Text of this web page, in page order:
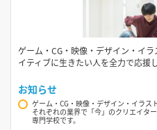
ゲーム・CG・映像・デザイン・イ
イティブに生きたい人を全力で応援
お知らせ
ゲーム・CG・映像・デザイン・イラス
それぞれの業界で「今」のクリエイタ
専門学校です。